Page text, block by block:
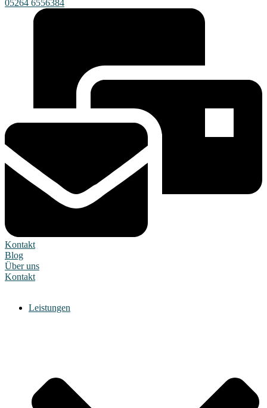
05264 6556384
Kontakt
Blog
Über uns
Kontakt
Leistungen